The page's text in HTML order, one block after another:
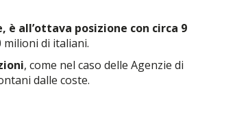
è all’ottava posizione con circa 9
milioni di italiani.
, come nel caso delle Agenzie di
dalle coste.